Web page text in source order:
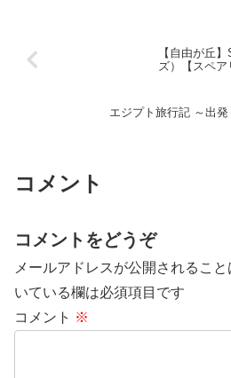
【自由が丘
ズ）【スペア
エジプト旅行記 ～出発
コメント
コメントをどうぞ
メールアドレスが公開されること
いている欄は必須項目です
コメント ※